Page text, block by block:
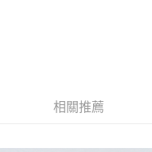
相關推薦